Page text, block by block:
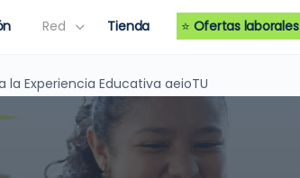
Red Tienda ⭐ Ofertas laborales
Experiencia Educativa aeioTU